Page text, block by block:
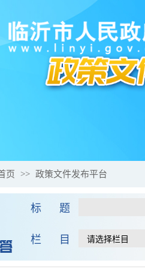
页 >> 政策文件发布平台
标 题
栏 目